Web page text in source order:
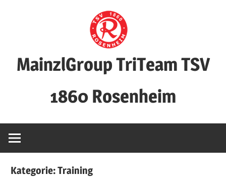
MainzlGroup TriTeam TSV
1860 Rosenheim
Kategorie:Training